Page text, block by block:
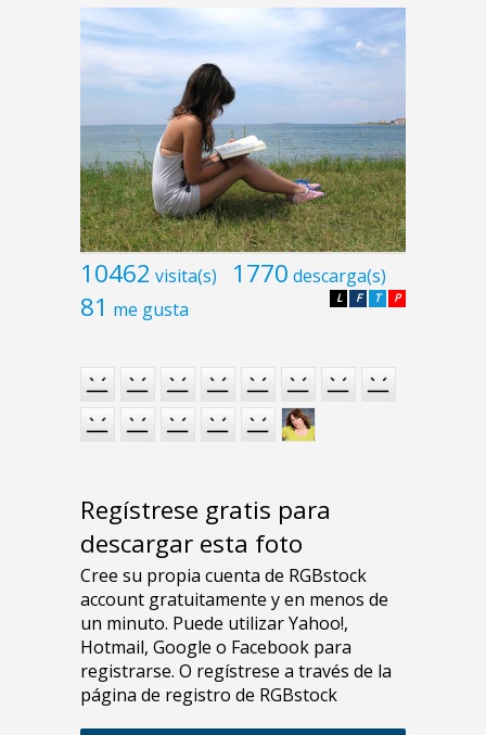
10462 visita(s) 1770 descarga(s)
81 me gusta P
T
F
L
Regístrese gratis para
descargar esta foto